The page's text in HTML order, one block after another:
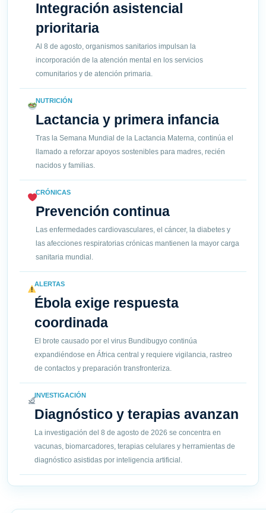
Integración asistencial
prioritaria
Al 8 de agosto, organismos sanitarios impulsan la
incorporación de la atención mental en los servicios
comunitarios y de atención primaria.
NUTRICIÓN
Lactancia y primera infancia
Tras la Semana Mundial de la Lactancia Materna, continúa el
llamado a reforzar apoyos sostenibles para madres, recién
nacidos y familias.
CRÓNICAS
Prevención continua
Las enfermedades cardiovasculares, el cáncer, la diabetes y
las afecciones respiratorias crónicas mantienen la mayor carga
sanitaria mundial.
ALERTAS
Ébola exige respuesta
coordinada
El brote causado por el virus Bundibugyo continúa
expandiéndose en África central y requiere vigilancia, rastreo
de contactos y preparación transfronteriza.
INVESTIGACIÓN
Diagnóstico y terapias avanzan
La investigación del 8 de agosto de 2026 se concentra en
vacunas, biomarcadores, terapias celulares y herramientas de
diagnóstico asistidas por inteligencia artificial.